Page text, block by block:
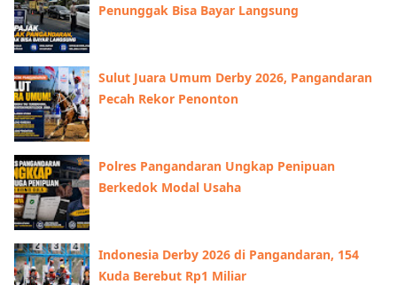
Penunggak Bisa Bayar Langsung
Sulut Juara Umum Derby 2026, Pangandaran
Pecah Rekor Penonton
Polres Pangandaran Ungkap Penipuan
Berkedok Modal Usaha
Indonesia Derby 2026 di Pangandaran, 154
Kuda Berebut Rp1 Miliar